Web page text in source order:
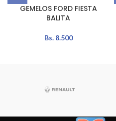
GEMELOS FORD FIESTA
BALITA
Bs.8.500